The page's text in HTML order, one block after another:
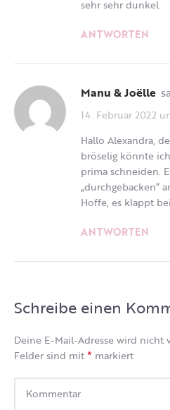
sehr sehr dunkel.
ANTWORTEN
Manu & Joëlle
14. Februar 2022
Hallo Alexandra,
bröselig könnte
prima schneiden.
„durchgebacken“
Hoffe, es klappt
ANTWORTEN
Schreibe einen
Deine E-Mail-Adresse wird nicht
Felder sind mit* markiert